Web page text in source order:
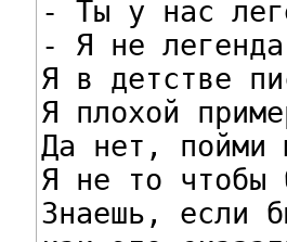
- Ты у нас
- Я не
Я в детстве
Я плохой
Да нет, пойми
Я не то чтобы
Знаешь, если